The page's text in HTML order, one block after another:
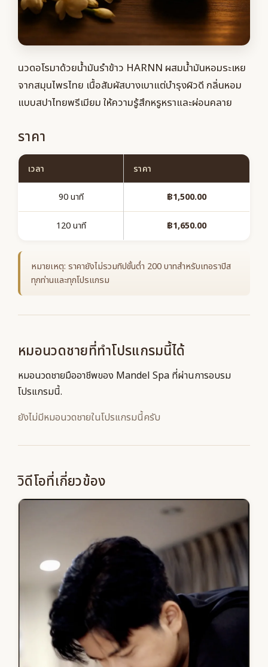
นวดอโรมาด้วยน้ำมันรำข้าว HARNN ผสมน้ำมันหอมระเหย
จากสมุนไพรไทย เนื้อสัมผัสบางเบาแต่บำรุงผิวดี กลิ่นหอม
แบบสปาไทยพรีเมียม ให้ความรู้สึกหรูหราและผ่อนคลาย
ราคา
เวลา ราคา
90 นาที ฿1,500.00
120 นาที ฿1,650.00
หมายเหตุ: ราคายังไม่รวมทิปขั้นต่ำ 200 บาทสำหรับเทอราปิส
ทุกท่านและทุกโปรแกรม
หมอนวดชายที่ทำโปรแกรมนี้ได้
หมอนวดชายมืออาชีพของ Mandel Spa ที่ผ่านการอบรม
โปรแกรมนี้.
ยังไม่มีหมอนวดชายในโปรแกรมนี้ครับ
วิดีโอที่เกี่ยวข้อง